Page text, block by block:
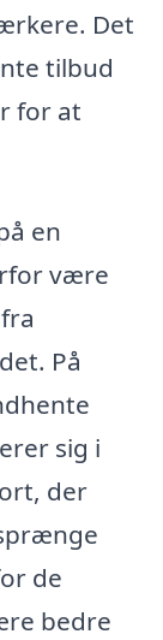
Det
tilbud
for at
en
være
På
sig i
der
de
bedre